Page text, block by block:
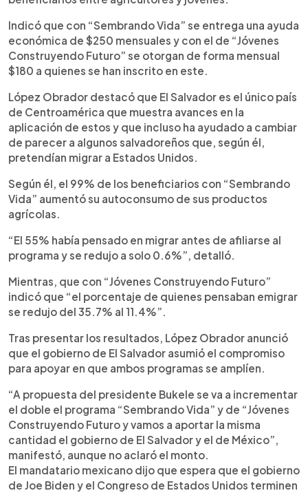
Indicó que con “Sembrando Vida” se entrega una ayuda
económica de $250 mensuales y con el de “Jóvenes
Construyendo Futuro” se otorgan de forma mensual
$180 a quienes se han inscrito en este.
López Obrador destacó que El Salvador es el único país
de Centroamérica que muestra avances en la
aplicación de estos y que incluso ha ayudado a cambiar
de parecer a algunos salvadoreños que, según él,
pretendían migrar a Estados Unidos.
Según él, el 99% de los beneficiarios con “Sembrando
Vida” aumentó su autoconsumo de sus productos
agrícolas.
“El 55% había pensado en migrar antes de afiliarse al
programa y se redujo a solo 0.6%”, detalló.
Mientras, que con “Jóvenes Construyendo Futuro”
indicó que “el porcentaje de quienes pensaban emigrar
se redujo del 35.7% al 11.4%”.
Tras presentar los resultados, López Obrador anunció
que el gobierno de El Salvador asumió el compromiso
para apoyar en que ambos programas se amplíen.
“A propuesta del presidente Bukele se va a incrementar
el doble el programa “Sembrando Vida” y de “Jóvenes
Construyendo Futuro y vamos a aportar la misma
cantidad el gobierno de El Salvador y el de México”,
manifestó, aunque no aclaró el monto.
El mandatario mexicano dijo que espera que el gobierno
de Joe Biden y el Congreso de Estados Unidos terminen